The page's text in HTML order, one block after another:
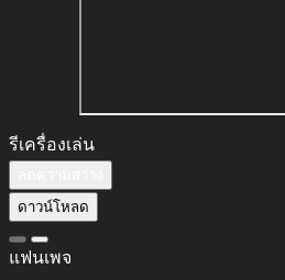
รีเครื่องเล่น
ดาวน์โหลด
แฟนเพจ